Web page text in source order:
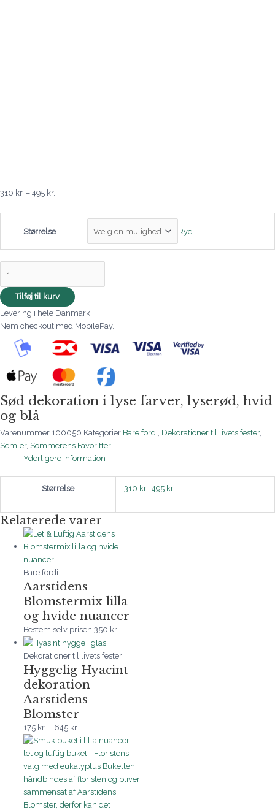
310 kr. – 495 kr.
Størrelse Ryd
Tilføj til kurv
Levering i hele Danmark.
Nem checkout med MobilePay.
Sød dekoration i lyse farver, lyserød, hvid
og blå
Varenummer 100050 Kategorier Bare fordi Dekorationer til livets fester,
Semler, Sommerens Favoritter
Yderligere information
Størrelse 310 kr. 495 kr.
Relaterede varer
Bare fordi
Aarstidens
Blomstermix lilla
og hvide nuancer
Bestem selv prisen350 kr.
Dekorationer til livets fester
Hyggelig Hyacint
dekoration
Aarstidens
Blomster
175 kr. – 645 kr.